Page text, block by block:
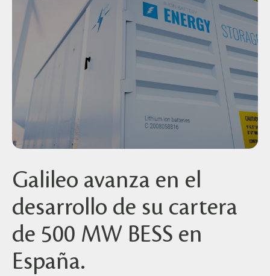
Galileo avanza en el
desarrollo de su cartera
de 500 MW BESS en
España.